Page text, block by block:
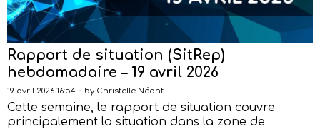
Rapport de situation (SitRep)
hebdomadaire – 19 avril 2026
19 avril 2026 16:54 by Christelle Néant
Cette semaine, le rapport de situation couvre
principalement la situation dans la zone de